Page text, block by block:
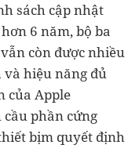
sách cập nhật
6 năm, bộ ba
vẫn còn được nhiều
hiệu năng đủ
của Apple
phần cứng
bịm quyết định